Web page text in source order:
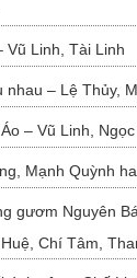
Vũ Linh, Tài Linh
nhau – Lệ Thủy,
– Vũ Linh,
Mạnh Quỳnh
gươm Nguyên
Chí Tâm,